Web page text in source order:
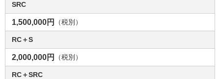
SRC
1,500,000円 （税別）
RC＋S
2,000,000円 （税別）
RC＋SRC